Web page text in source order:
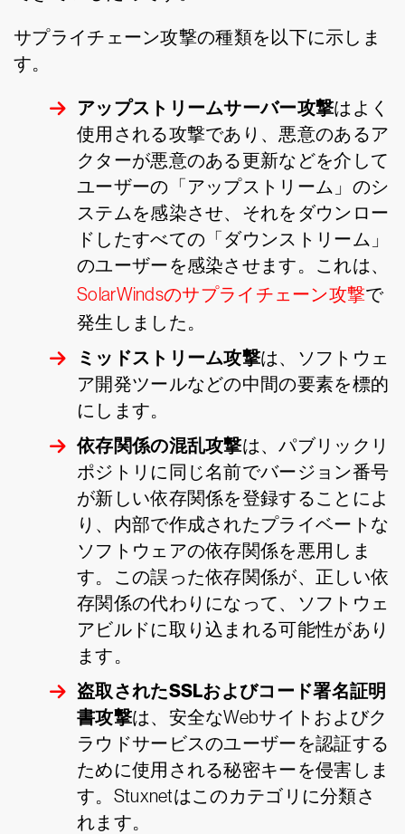
サプライチェーン攻撃の種類を以下に示しま
す。
アップストリームサーバー攻撃はよく
使用される攻撃であり、悪意のあるア
クターが悪意のある更新などを介して
ユーザーの「アップストリーム」のシ
ステムを感染させ、それをダウンロー
ドしたすべての「ダウンストリーム」
のユーザーを感染させます。これは、
SolarWindsのサプライチェーン攻撃で
発生しました。
ミッドストリーム攻撃は、ソフトウェ
ア開発ツールなどの中間の要素を標的
にします。
依存関係の混乱攻撃は、パブリックリ
ポジトリに同じ名前でバージョン番号
が新しい依存関係を登録することによ
り、内部で作成されたプライベートな
ソフトウェアの依存関係を悪用しま
す。この誤った依存関係が、正しい依
存関係の代わりになって、ソフトウェ
アビルドに取り込まれる可能性があり
ます。
盗取されたSSLおよびコード署名証明
書攻撃は、安全なWebサイトおよびク
ラウドサービスのユーザーを認証する
ために使用される秘密キーを侵害しま
す。Stuxnetはこのカテゴリに分類さ
れます。